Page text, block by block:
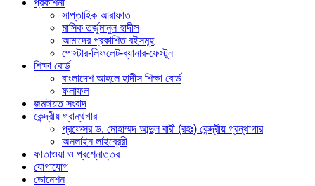
প্রকাশনা
সাপ্তাহিক আরাফাত
মাসিক তর্জুমানুল হাদীস
আমাদের প্রকাশিত বইসমূহ
পোস্টার-লিফলেট-ব্যানার-ফেস্টুন
শিক্ষা বোর্ড
বাংলাদেশ আহলে হাদীস শিক্ষা বোর্ড
ফলাফল
জমঈয়ত সংবাদ
কেন্দ্রীয় গ্রান্থগার
প্রফেসর ড. মোহাম্মদ আব্দুল বারী (রহঃ) কেন্দ্রীয় গ্রন্থাগার
অনলাইন লাইব্রেরী
ফাতাওয়া ও প্রশ্নোত্তর
যোগাযোগ
ডোনেশন